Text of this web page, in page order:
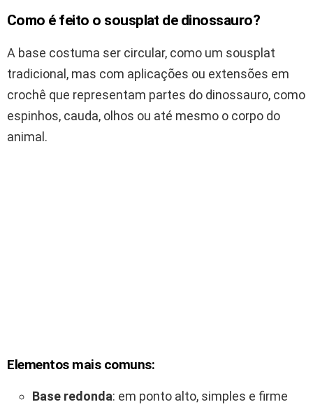
Como é feito o sousplat de dinossauro?
A base costuma ser circular, como um sousplat
tradicional, mas com aplicações ou extensões em
crochê que representam partes do dinossauro, como
espinhos, cauda, olhos ou até mesmo o corpo do
animal.
Elementos mais comuns:
Base redonda: em ponto alto, simples e firme